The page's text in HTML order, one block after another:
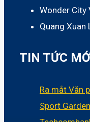
Wonder City
Quang Xuan
TIN TỨC
Ra mắt Văn
Sport Garden